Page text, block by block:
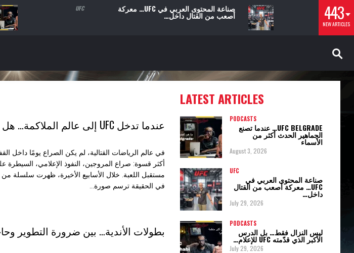
UFC صناعة المحتوى العربي في UFC… معركة
أصعب من القتال داخل… 443
NEW ARTICLES
عندما تدخل UFC إلى عالم الملاكمة… هل يبدأ عصر جديد أم حرب نفوذ؟
في عالم الرياضات القتالية، لم يكن الصراع يومًا داخل
أكثر قسوة: صراع المروجين، النفوذ الإعلامي،
مستقبل اللعبة. خلال الأسابيع الأخيرة، ظهرت سلسلة من
في الحقيقة ترسم صورة...
بطولات الأندية… بين ضرورة التطوير
LATEST ARTICLES
PODCASTS
UFC BELGRADE… عندما تصنع
الجماهير الحدث أكثر من
الأسماء
August 3, 2026
UFC
صناعة المحتوى العربي في
UFC… معركة أصعب من القتال
داخل…
July 29, 2026
PODCASTS
ليس النزال فقط… بل الدرس
الأكبر الذي قدّمته UFC للإعلام…
July 29, 2026